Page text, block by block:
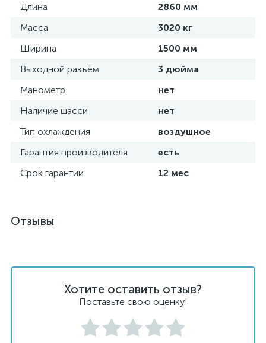
Длина
2860 мм
Масса
3020 кг
Ширина
1500 мм
Выходной разъём
3 дюйма
Манометр
нет
Наличие шасси
нет
Тип охлаждения
воздушное
Гарантия производителя
есть
Срок гарантии
12 мес
Отзывы
Хотите оставить отзыв?
Поставьте свою оценку!